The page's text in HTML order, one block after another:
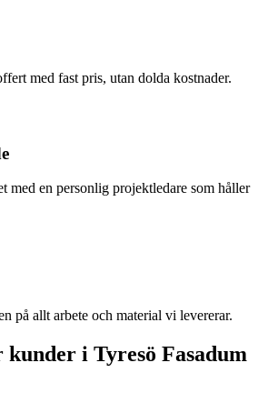
med fast pris, utan dolda kostnader.
med en personlig projektledare som håller
på allt arbete och material vi levererar.
kunder i Tyresö Fasadum